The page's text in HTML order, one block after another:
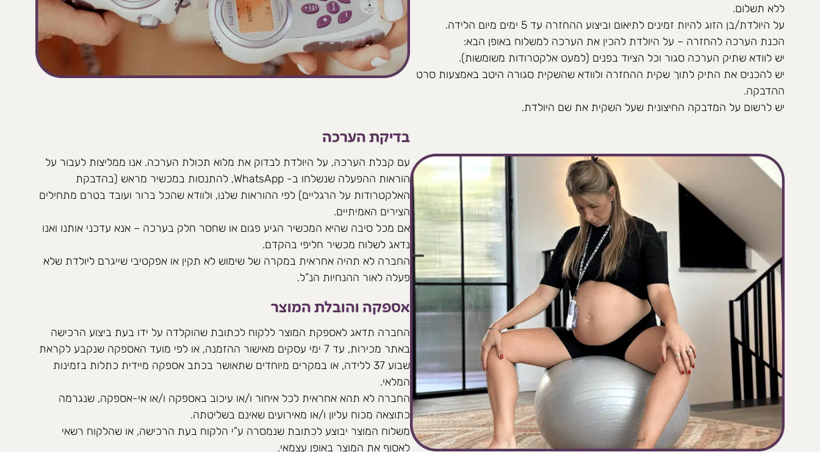
ללא תשלום.
על היולדת/בן הזוג להיות זמינים לתיאום וביצוע ההחזרה עד 5 ימים מיום הלידה.
הכנת הערכה להחזרה – על היולדת להכין את הערכה למשלוח באופן הבא:
יש לוודא שתיק הערכה סגור וכל הציוד בפנים (למעט אלקטרודות משומשות).
יש להכניס את התיק לתוך שקית ההחזרה ולוודא שהשקית סגורה היטב באמצעות סרט
ההדבקה.
יש לרשום על המדבקה החיצונית שעל השקית את שם היולדת.
בדיקת הערכה
עם קבלת הערכה, על היולדת לבדוק את מלוא תכולת הערכה. אנו ממליצות לעבור על
הוראות ההפעלה שנשלחו ב- WhatsApp, להתנסות במכשיר מראש (בהדבקת
האלקטרודות על הרגליים) לפי ההוראות שלנו, ולוודא שהכל ברור ועובד בטרם מתחילים
הצירים האמיתיים.
אם מכל סיבה שהיא המכשיר הגיע פגום או שחסר חלק בערכה – אנא עדכני אותנו ואנו
נדאג לשלוח מכשיר חליפי בהקדם.
החברה לא תהיה אחראית במקרה של שימוש לא תקין או אפקטיבי שייגרם ליולדת שלא
פעלה לאור ההנחיות הנ”ל.
אספקה והובלת המוצר
החברה תדאג לאספקת המוצר ללקוח לכתובת שהוקלדה על ידו בעת ביצוע הרכישה
באתר מכירות, עד 7 ימי עסקים מאישור ההזמנה, או לפי מועד האספקה שנקבע לקראת
שבוע 37 ללידה, או במקרים מיוחדים שתאושר בכתב אספקה מיידית כתלות בזמינות
המלאי.
החברה לא תהא אחראית לכל איחור ו/או עיכוב באספקה ו/או אי-אספקה, שנגרמה
כתוצאה מכוח עליון ו/או מאירועים שאינם בשליטתה.
משלוח המוצר יבוצע לכתובת שנמסרה ע”י הלקוח בעת הרכישה, או שהלקוח רשאי
לאסוף את המוצר באופן עצמאי.